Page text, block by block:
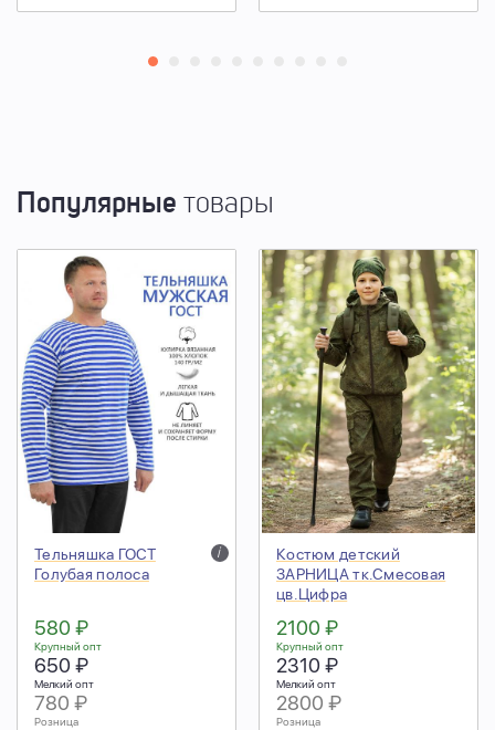
Популярные товары
Тельняшка ГОСТ
Голубая полоса
i
580 ₽
Крупный опт
650 ₽
Мелкий опт
780 ₽
Розница
Костюм детский
ЗАРНИЦА тк.Смесовая
цв.Цифра
2100 ₽
Крупный опт
2310 ₽
Мелкий опт
2800 ₽
Розница